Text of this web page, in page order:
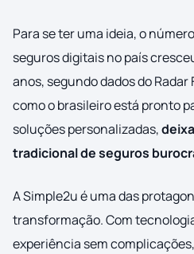
Para se ter uma ideia, o
seguros digitais no país
anos, segundo dados do
como o brasileiro está pronto
soluções personalizadas,
tradicional de seguros
A Simple2u é uma das
transformação. Com
experiência sem